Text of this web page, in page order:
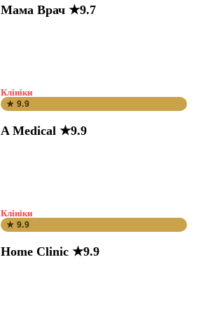
Мама Врач ★9.7
Клініки
★ 9.9
A Medical ★9.9
Клініки
★ 9.9
Home Clinic ★9.9